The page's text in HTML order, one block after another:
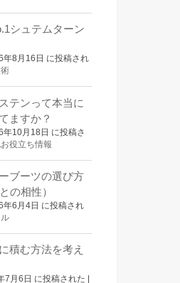
シュテムターン
年8月16日 に投稿され
テンって本当に
ますか？
年10月18日 に投稿さ
役立ち情報
ブーツの選び方
の相性）
年6月4日 に投稿され
積む方法を考え
7月6日 に投稿された